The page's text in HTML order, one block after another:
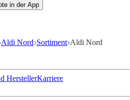
in der App
Aldi Nord Sortiment Aldi Nord
HerstellerKarriere